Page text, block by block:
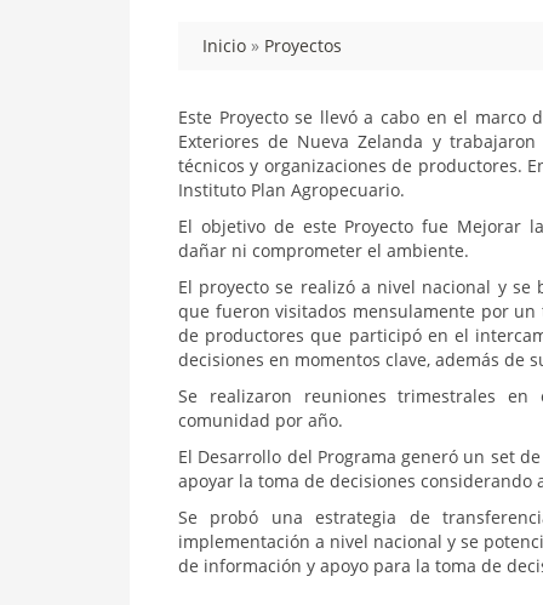
Inicio » Proyectos
Este Proyecto se llevó a cabo en el marco
Exteriores de Nueva Zelanda y
técnicos y organizaciones de productores.
Instituto Plan Agropecuario.
El objetivo de este Proyecto fue Mejorar
dañar ni comprometer el ambiente.
El proyecto se realizó a nivel nacional y se
que fueron visitados mensulamente por
de productores que participó en el
decisiones en momentos clave, además de
Se realizaron reuniones trimestrales
comunidad por año.
El Desarrollo del Programa generó un set
apoyar la toma de decisiones considerando
Se probó una estrategia de
implementación a nivel nacional y se
de información y apoyo para la toma de